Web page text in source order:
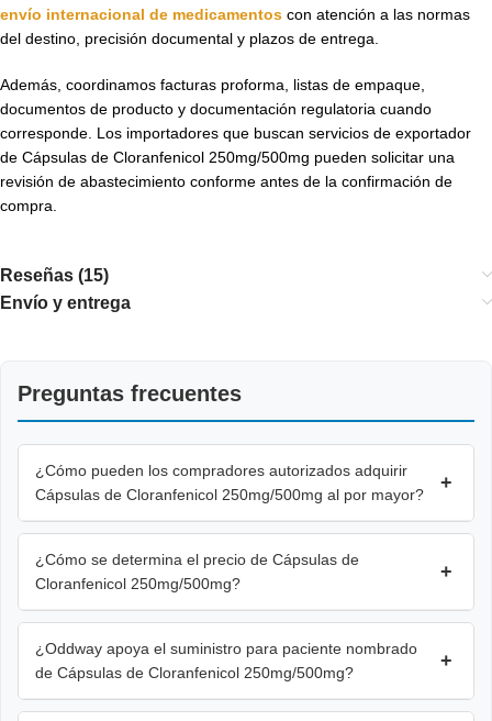
envío internacional de medicamentos con atención a las normas
del destino, precisión documental y plazos de entrega.
Además, coordinamos facturas proforma, listas de empaque,
documentos de producto y documentación regulatoria cuando
corresponde. Los importadores que buscan servicios de exportador
de Cápsulas de Cloranfenicol 250mg/500mg pueden solicitar una
revisión de abastecimiento conforme antes de la confirmación de
compra.
Reseñas (15)
Envío y entrega
Preguntas frecuentes
¿Cómo pueden los compradores autorizados adquirir
Cápsulas de Cloranfenicol 250mg/500mg al por mayor?
+
¿Cómo se determina el precio de Cápsulas de
Cloranfenicol 250mg/500mg?
+
¿Oddway apoya el suministro para paciente nombrado
de Cápsulas de Cloranfenicol 250mg/500mg?
+